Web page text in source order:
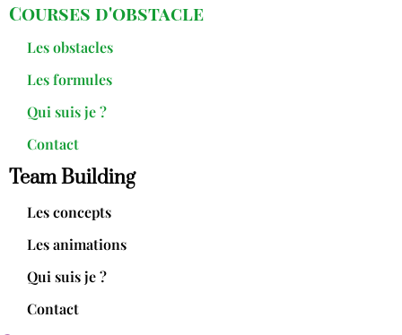
Courses d'obstacle
Les obstacles
Les formules
Qui suis je ?
Contact
Team Building
Les concepts
Les animations
Qui suis je ?
Contact